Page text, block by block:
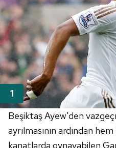
Beşiktaş Ayew'den
ayrılmasının ardından
kanatlarda oynayabilen